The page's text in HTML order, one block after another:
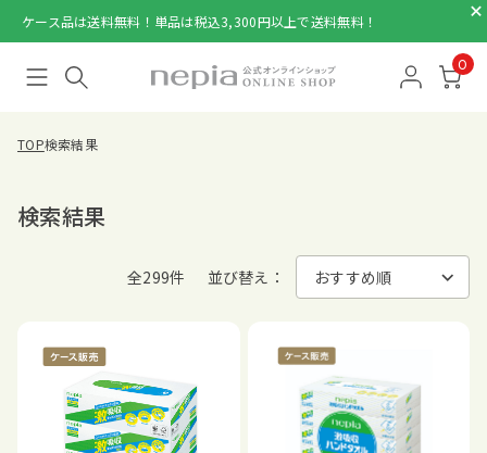
ケース品は送料無料！単品は税込3,300円以上で送料無料！
0
TOP検索結果
検索結果
全299件 並び替え：